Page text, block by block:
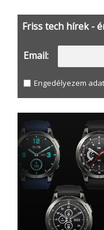
Friss tech hírek -
Email:
Engedélyezem